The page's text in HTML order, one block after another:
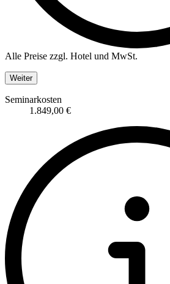
Alle Preise zzgl. Hotel und MwSt.
Weiter
Seminarkosten
1.849,00 €